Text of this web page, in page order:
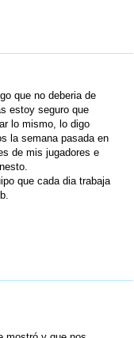
que no deberia de
estoy seguro que
lo mismo, lo digo
la semana pasada en
de mis jugadores e
que cada dia trabaja